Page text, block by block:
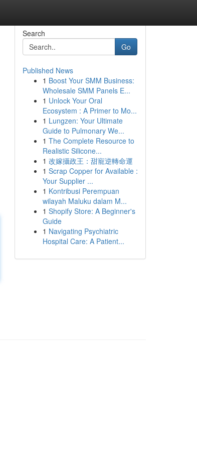
Search
Go
Published News
1 Boost Your SMM Business:
Wholesale SMM Panels E...
1 Unlock Your Oral
Ecosystem : A Primer to Mo...
1 Lungzen: Your Ultimate
Guide to Pulmonary We...
1 The Complete Resource to
Realistic Silicone...
1 改嫁攝政王：甜寵逆轉命運
1 Scrap Copper for Available :
Your Supplier ...
1 Kontribusi Perempuan
wilayah Maluku dalam M...
1 Shopify Store: A Beginner's
Guide
1 Navigating Psychiatric
Hospital Care: A Patient...